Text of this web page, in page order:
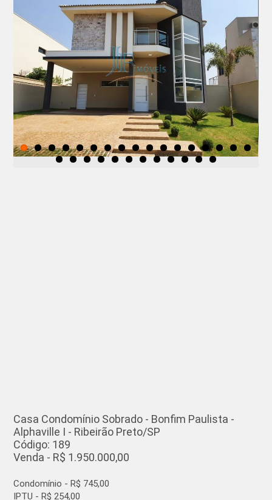
Casa Condomínio Sobrado - Bonfim Paulista -
Alphaville I - Ribeirão Preto/SP
Código: 189
Venda - R$ 1.950.000,00
Condomínio - R$ 745,00
IPTU - R$ 254,00